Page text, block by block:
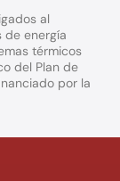
al
de energía
térmicos
del Plan de
por la